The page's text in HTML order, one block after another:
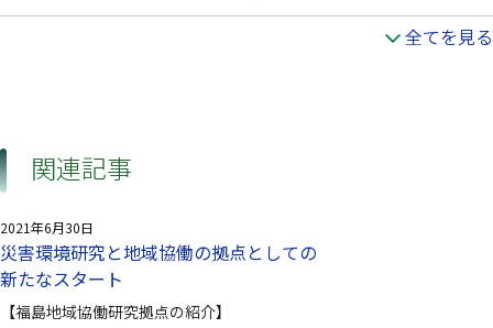
全てを見る
関連記事
2021年6月30日
災害環境研究と地域協働の拠点としての
新たなスタート
【福島地域協働研究拠点の紹介】